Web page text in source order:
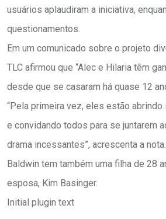
usuários aplaudiram a iniciativa,
questionamentos.
Em um comunicado sobre o projeto
TLC afirmou que “Alec e Hilaria têm
desde que se casaram há quase 12
“Pela primeira vez, eles estão
e convidando todos para se juntarem
drama incessantes”, acrescenta a nota.
Baldwin tem também uma filha de 28
esposa, Kim Basinger.
Initial plugin text